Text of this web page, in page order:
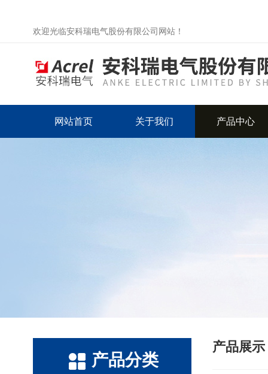
欢迎光临安科瑞电气股份有限公司网站！
网站首页 关于我们 产品中心
产品分类
产品展示